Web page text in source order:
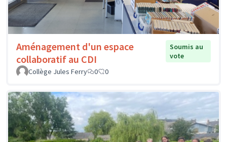
Aménagement d'un espace
collaboratif au CDI
Soumis au
vote
Collège Jules Ferry
0 0